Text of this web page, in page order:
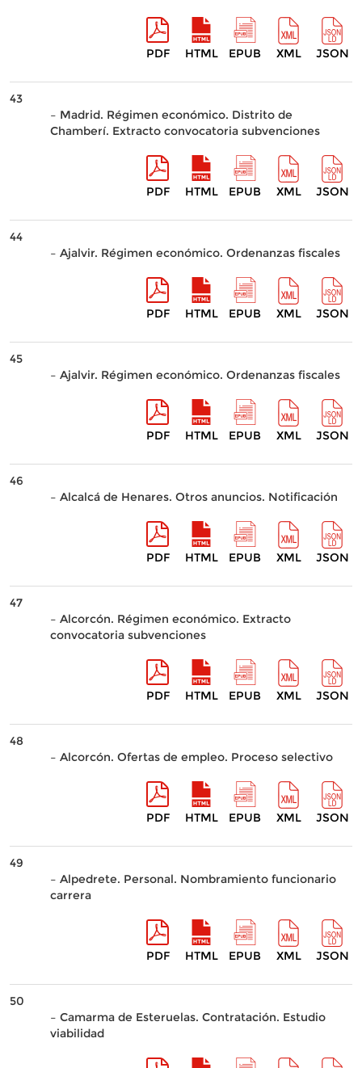
PDF HTML EPUB XML JSON
43
– Madrid. Régimen económico. Distrito de
Chamberí. Extracto convocatoria subvenciones
PDF HTML EPUB XML JSON
44
– Ajalvir. Régimen económico. Ordenanzas fiscales
PDF HTML EPUB XML JSON
45
– Ajalvir. Régimen económico. Ordenanzas fiscales
PDF HTML EPUB XML JSON
46
– Alcalcá de Henares. Otros anuncios. Notificación
PDF HTML EPUB XML JSON
47
– Alcorcón. Régimen económico. Extracto
convocatoria subvenciones
PDF HTML EPUB XML JSON
48
– Alcorcón. Ofertas de empleo. Proceso selectivo
PDF HTML EPUB XML JSON
49
– Alpedrete. Personal. Nombramiento funcionario
carrera
PDF HTML EPUB XML JSON
50
– Camarma de Esteruelas. Contratación. Estudio
viabilidad